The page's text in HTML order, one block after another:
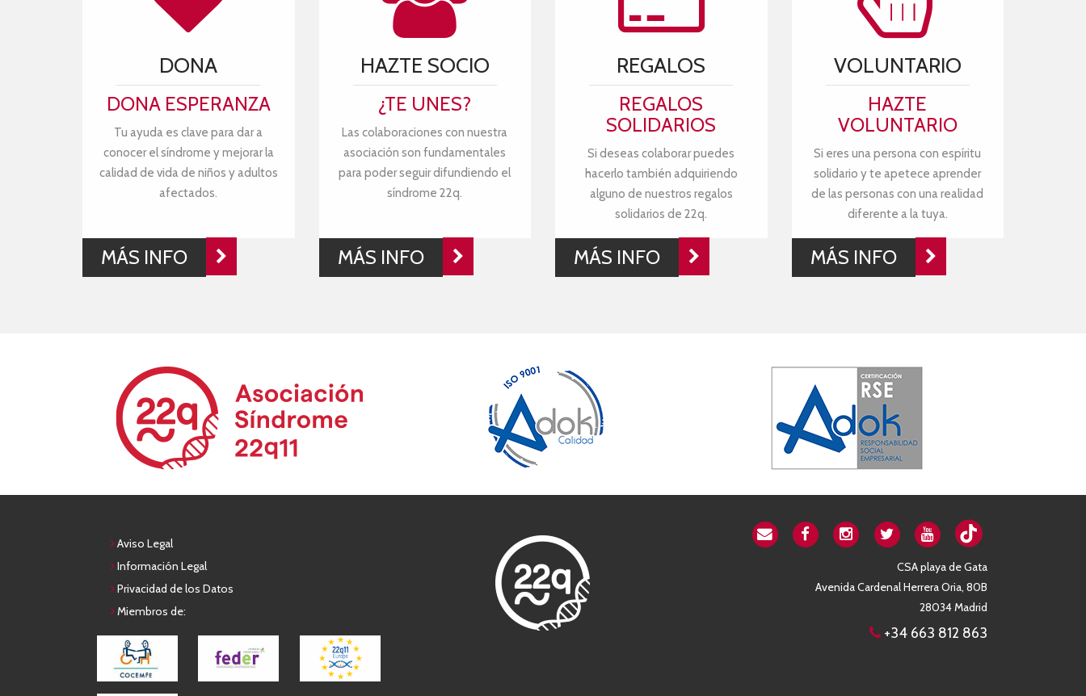
DONA
DONA ESPERANZA
Tu ayuda es clave para dar a
conocer el síndrome y mejorar la
calidad de vida de niños y adultos
afectados.
MÁS INFO
HAZTE SOCIO
¿TE UNES?
Las colaboraciones con nuestra
asociación son fundamentales
para poder seguir difundiendo el
síndrome 22q.
MÁS INFO
REGALOS
REGALOS
SOLIDARIOS
Si deseas colaborar puedes
hacerlo también adquiriendo
alguno de nuestros regalos
solidarios de 22q.
MÁS INFO
VOLUNTARIO
HAZTE
VOLUNTARIO
Si eres una persona con espíritu
solidario y te apetece aprender
de las personas con una realidad
diferente a la tuya.
MÁS INFO
Aviso Legal
Información Legal
Privacidad de los Datos
Miembros de:
CSA playa de Gata
Avenida Cardenal Herrera Oria, 80B
28034 Madrid
+34 663 812 863